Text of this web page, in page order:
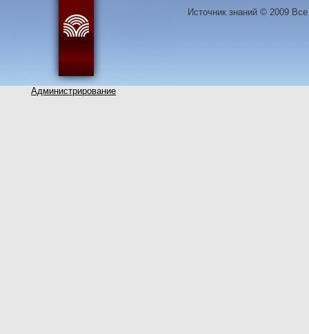
Администрирование
Источник знаний © 2009